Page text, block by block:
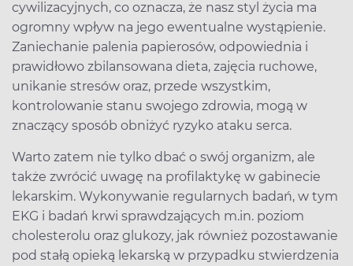
cywilizacyjnych, co oznacza, że nasz styl życia ma
ogromny wpływ na jego ewentualne wystąpienie.
Zaniechanie palenia papierosów, odpowiednia i
prawidłowo zbilansowana dieta, zajęcia ruchowe,
unikanie stresów oraz, przede wszystkim,
kontrolowanie stanu swojego zdrowia, mogą w
znaczący sposób obniżyć ryzyko ataku serca.
Warto zatem nie tylko dbać o swój organizm, ale
także zwrócić uwagę na profilaktykę w gabinecie
lekarskim. Wykonywanie regularnych badań, w tym
EKG i badań krwi sprawdzających m.in. poziom
cholesterolu oraz glukozy, jak również pozostawanie
pod stałą opieką lekarską w przypadku stwierdzenia